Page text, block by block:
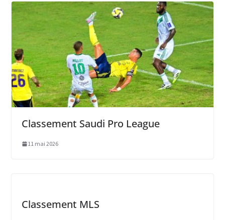
Classement Saudi Pro League
11 mai 2026
Classement MLS